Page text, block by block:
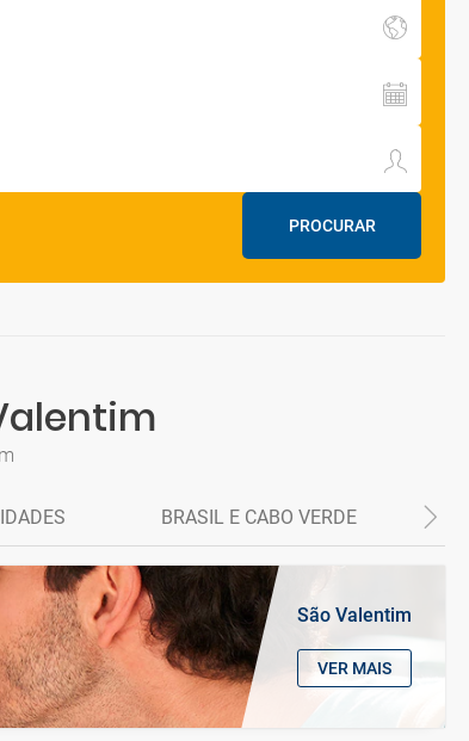
PROCURAR
BRASIL E CABO VERDE
São Valentim
VER MAIS